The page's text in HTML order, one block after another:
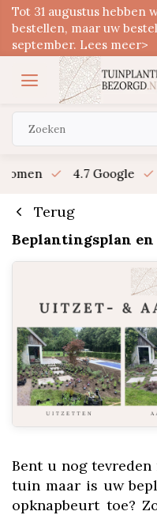
Tot 31 augustus hebben
bestellen, maar uw
september. Lees meer>
4.7 Google
Terug
Beplantingsplan
Bent u nog
tuin maar is uw
opknapbeurt toe?